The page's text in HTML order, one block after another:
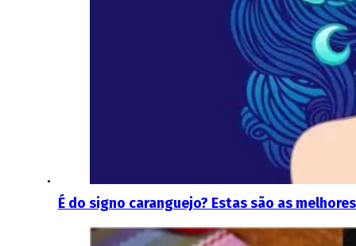
É do signo caranguejo? Estas são as